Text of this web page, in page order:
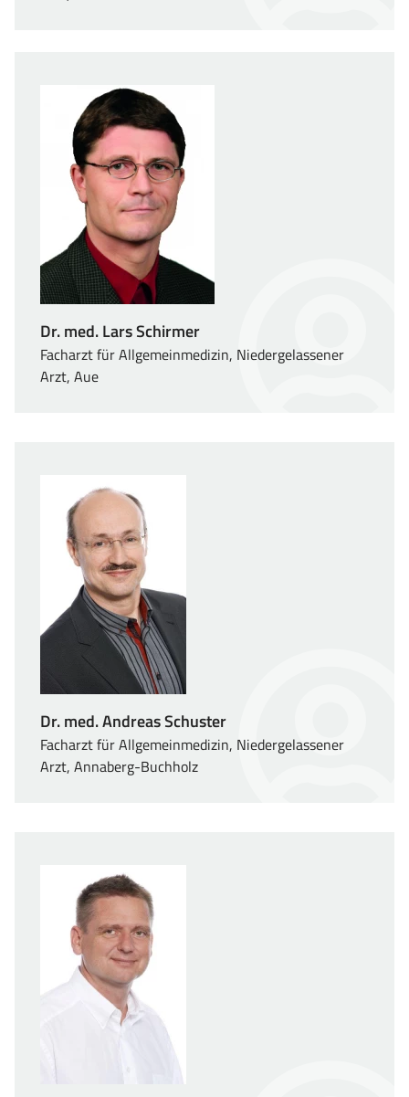
Dr. med. Lars Schirmer
Facharzt für Allgemeinmedizin, Niedergelassener
Arzt, Aue
Dr. med. Andreas Schuster
Facharzt für Allgemeinmedizin, Niedergelassener
Arzt, Annaberg-Buchholz